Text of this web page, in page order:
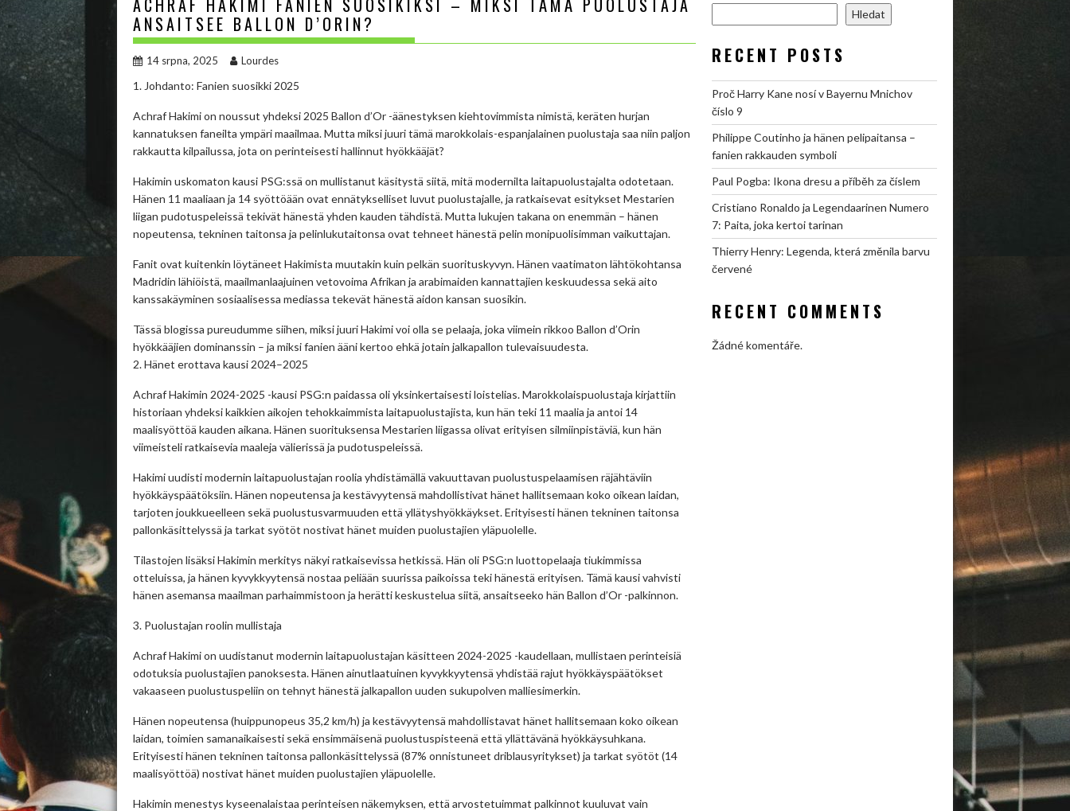
ACHRAF HAKIMI FANIEN SUOSIKIKSI – MIKSI TÄMÄ PUOLUSTAJA
ANSAITSEE BALLON D’ORIN?
14 srpna, 2025 Lourdes
1. Johdanto: Fanien suosikki 2025
Achraf Hakimi on noussut yhdeksi 2025 Ballon d’Or -äänestyksen kiehtovimmista nimistä, keräten hurjan
kannatuksen faneilta ympäri maailmaa. Mutta miksi juuri tämä marokkolais-espanjalainen puolustaja saa niin paljon
rakkautta kilpailussa, jota on perinteisesti hallinnut hyökkääjät?
Hakimin uskomaton kausi PSG:ssä on mullistanut käsitystä siitä, mitä modernilta laitapuolustajalta odotetaan.
Hänen 11 maaliaan ja 14 syöttöään ovat ennätykselliset luvut puolustajalle, ja ratkaisevat esitykset Mestarien
liigan pudotuspeleissä tekivät hänestä yhden kauden tähdistä. Mutta lukujen takana on enemmän – hänen
nopeutensa, tekninen taitonsa ja pelinlukutaitonsa ovat tehneet hänestä pelin monipuolisimman vaikuttajan.
Fanit ovat kuitenkin löytäneet Hakimista muutakin kuin pelkän suorituskyvyn. Hänen vaatimaton lähtökohtansa
Madridin lähiöistä, maailmanlaajuinen vetovoima Afrikan ja arabimaiden kannattajien keskuudessa sekä aito
kanssakäyminen sosiaalisessa mediassa tekevät hänestä aidon kansan suosikin.
Tässä blogissa pureudumme siihen, miksi juuri Hakimi voi olla se pelaaja, joka viimein rikkoo Ballon d’Orin
hyökkääjien dominanssin – ja miksi fanien ääni kertoo ehkä jotain jalkapallon tulevaisuudesta.
2. Hänet erottava kausi 2024–2025
Achraf Hakimin 2024-2025 -kausi PSG:n paidassa oli yksinkertaisesti loistelias. Marokkolaispuolustaja kirjattiin
historiaan yhdeksi kaikkien aikojen tehokkaimmista laitapuolustajista, kun hän teki 11 maalia ja antoi 14
maalisyöttöä kauden aikana. Hänen suorituksensa Mestarien liigassa olivat erityisen silmiinpistäviä, kun hän
viimeisteli ratkaisevia maaleja välierissä ja pudotuspeleissä.
Hakimi uudisti modernin laitapuolustajan roolia yhdistämällä vakuuttavan puolustuspelaamisen räjähtäviin
hyökkäyspäätöksiin. Hänen nopeutensa ja kestävyytensä mahdollistivat hänet hallitsemaan koko oikean laidan,
tarjoten joukkueelleen sekä puolustusvarmuuden että yllätyshyökkäykset. Erityisesti hänen tekninen taitonsa
pallonkäsittelyssä ja tarkat syötöt nostivat hänet muiden puolustajien yläpuolelle.
Tilastojen lisäksi Hakimin merkitys näkyi ratkaisevissa hetkissä. Hän oli PSG:n luottopelaaja tiukimmissa
otteluissa, ja hänen kyvykkyytensä nostaa peliään suurissa paikoissa teki hänestä erityisen. Tämä kausi vahvisti
hänen asemansa maailman parhaimmistoon ja herätti keskustelua siitä, ansaitseeko hän Ballon d’Or -palkinnon.
3. Puolustajan roolin mullistaja
Achraf Hakimi on uudistanut modernin laitapuolustajan käsitteen 2024-2025 -kaudellaan, mullistaen perinteisiä
odotuksia puolustajien panoksesta. Hänen ainutlaatuinen kyvykkyytensä yhdistää rajut hyökkäyspäätökset
vakaaseen puolustuspeliin on tehnyt hänestä jalkapallon uuden sukupolven malliesimerkin.
Hänen nopeutensa (huippunopeus 35,2 km/h) ja kestävyytensä mahdollistavat hänet hallitsemaan koko oikean
laidan, toimien samanaikaisesti sekä ensimmäisenä puolustuspisteenä että yllättävänä hyökkäysuhkana.
Erityisesti hänen tekninen taitonsa pallonkäsittelyssä (87% onnistuneet driblausyritykset) ja tarkat syötöt (14
maalisyöttöä) nostivat hänet muiden puolustajien yläpuolelle.
Hakimin menestys kyseenalaistaa perinteisen näkemyksen, että arvostetuimmat palkinnot kuuluvat vain
Hledat
RECENT POSTS
Proč Harry Kane nosí v Bayernu Mnichov
číslo 9
Philippe Coutinho ja hänen pelipaitansa –
fanien rakkauden symboli
Paul Pogba: Ikona dresu a příběh za číslem
Cristiano Ronaldo ja Legendaarinen Numero
7: Paita, joka kertoi tarinan
Thierry Henry: Legenda, která změnila barvu
červené
RECENT COMMENTS
Žádné komentáře.